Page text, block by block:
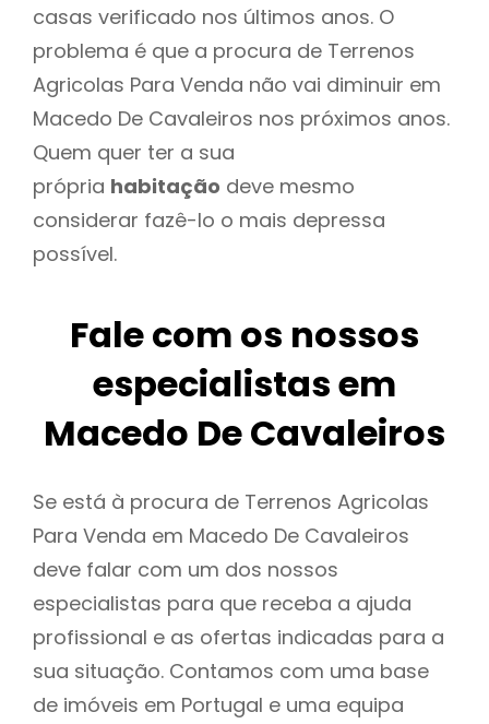
casas verificado nos últimos anos. O
problema é que a procura de Terrenos
Agricolas Para Venda não vai diminuir em
Macedo De Cavaleiros nos próximos anos.
Quem quer ter a sua
própria habitação deve mesmo
considerar fazê-lo o mais depressa
possível.
Fale com os nossos
especialistas em
Macedo De Cavaleiros
Se está à procura de Terrenos Agricolas
Para Venda em Macedo De Cavaleiros
deve falar com um dos nossos
especialistas para que receba a ajuda
profissional e as ofertas indicadas para a
sua situação. Contamos com uma base
de imóveis em Portugal e uma equipa